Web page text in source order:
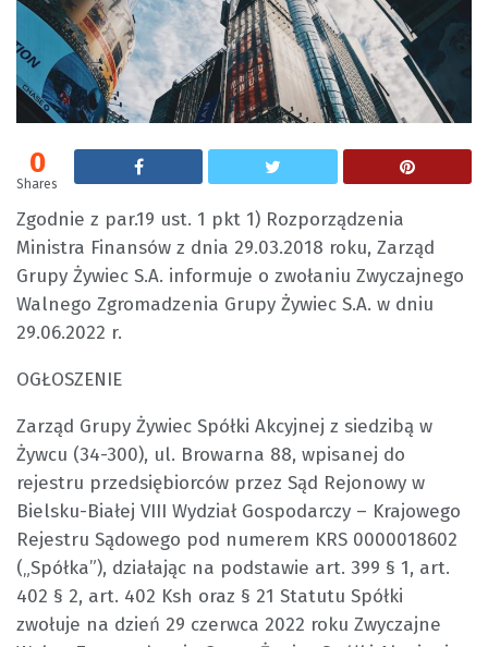
0
Shares
Zgodnie z par.19 ust. 1 pkt 1) Rozporządzenia
Ministra Finansów z dnia 29.03.2018 roku, Zarząd
Grupy Żywiec S.A. informuje o zwołaniu Zwyczajnego
Walnego Zgromadzenia Grupy Żywiec S.A. w dniu
29.06.2022 r.
OGŁOSZENIE
Zarząd Grupy Żywiec Spółki Akcyjnej z siedzibą w
Żywcu (34-300), ul. Browarna 88, wpisanej do
rejestru przedsiębiorców przez Sąd Rejonowy w
Bielsku-Białej VIII Wydział Gospodarczy – Krajowego
Rejestru Sądowego pod numerem KRS 0000018602
(„Spółka”), działając na podstawie art. 399 § 1, art.
402 § 2, art. 402 Ksh oraz § 21 Statutu Spółki
zwołuje na dzień 29 czerwca 2022 roku Zwyczajne